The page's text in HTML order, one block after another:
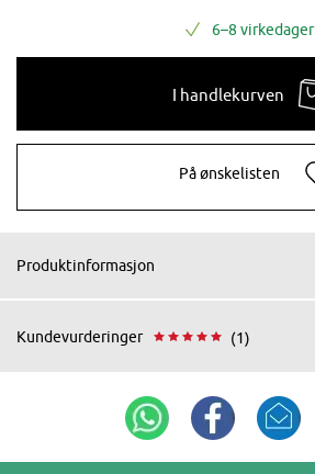
6–8 virkedager
I handlekurven
På ønskelisten
Produktinformasjon
Kundevurderinger (1)